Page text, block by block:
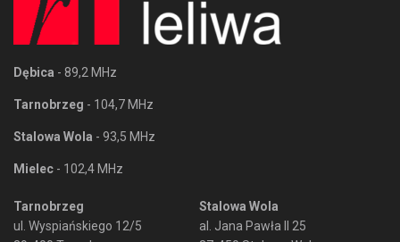
Dębica - 89,2 MHz
Tarnobrzeg - 104,7 MHz
Stalowa Wola - 93,5 MHz
Mielec - 102,4 MHz
Tarnobrzeg
ul. Wyspiańskiego 12/5
Stalowa Wola
al. Jana Pawła II 25